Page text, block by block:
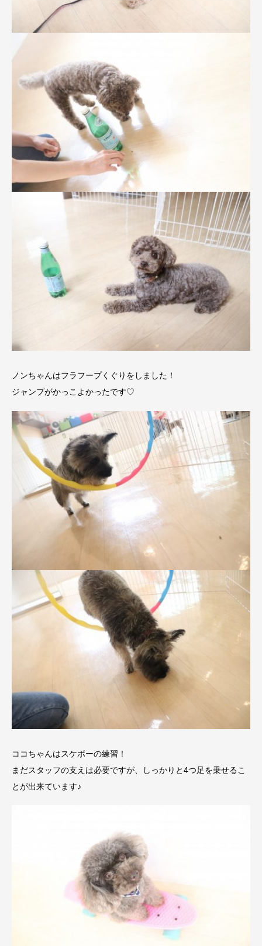
ノンちゃんはフラフープくぐりをしました！
ジャンプがかっこよかったです♡
ココちゃんはスケボーの練習！
まだスタッフの支えは必要ですが、しっかりと4つ足を乗せるこ
とが出来ています♪